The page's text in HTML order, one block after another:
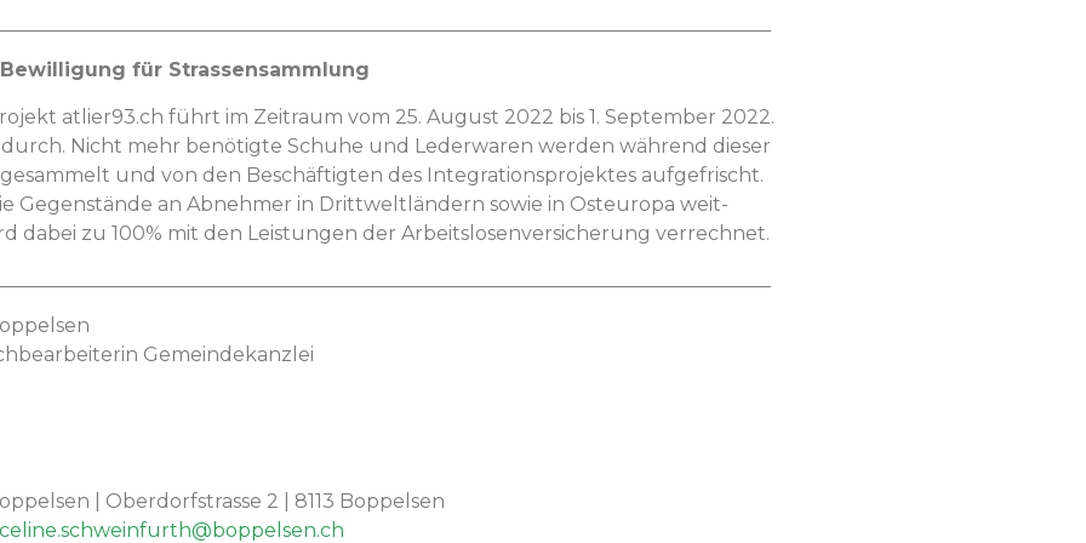
für Strassensammlung
atlier93.ch führt im Zeitraum vom 25. August 2022 bis 1. Sep­tem­ber 2022.
durch. Nicht mehr benötigte Schuhe und Led­er­waren wer­den während dieser
und von den Beschäftigten des Inte­gra­tionspro­jek­tes aufge­frischt.
Gegen­stände an Abnehmer in Drit­tweltlän­dern sowie in Osteu­ropa weit­
dabei zu 100% mit den Leis­tun­gen der Arbeit­slosen­ver­sicherung verrechnet.
Gemeindekanzlei
| Ober­dorf­s­trasse 2 | 8113 Bop­pelsen
celine.schweinfurth@boppelsen.ch